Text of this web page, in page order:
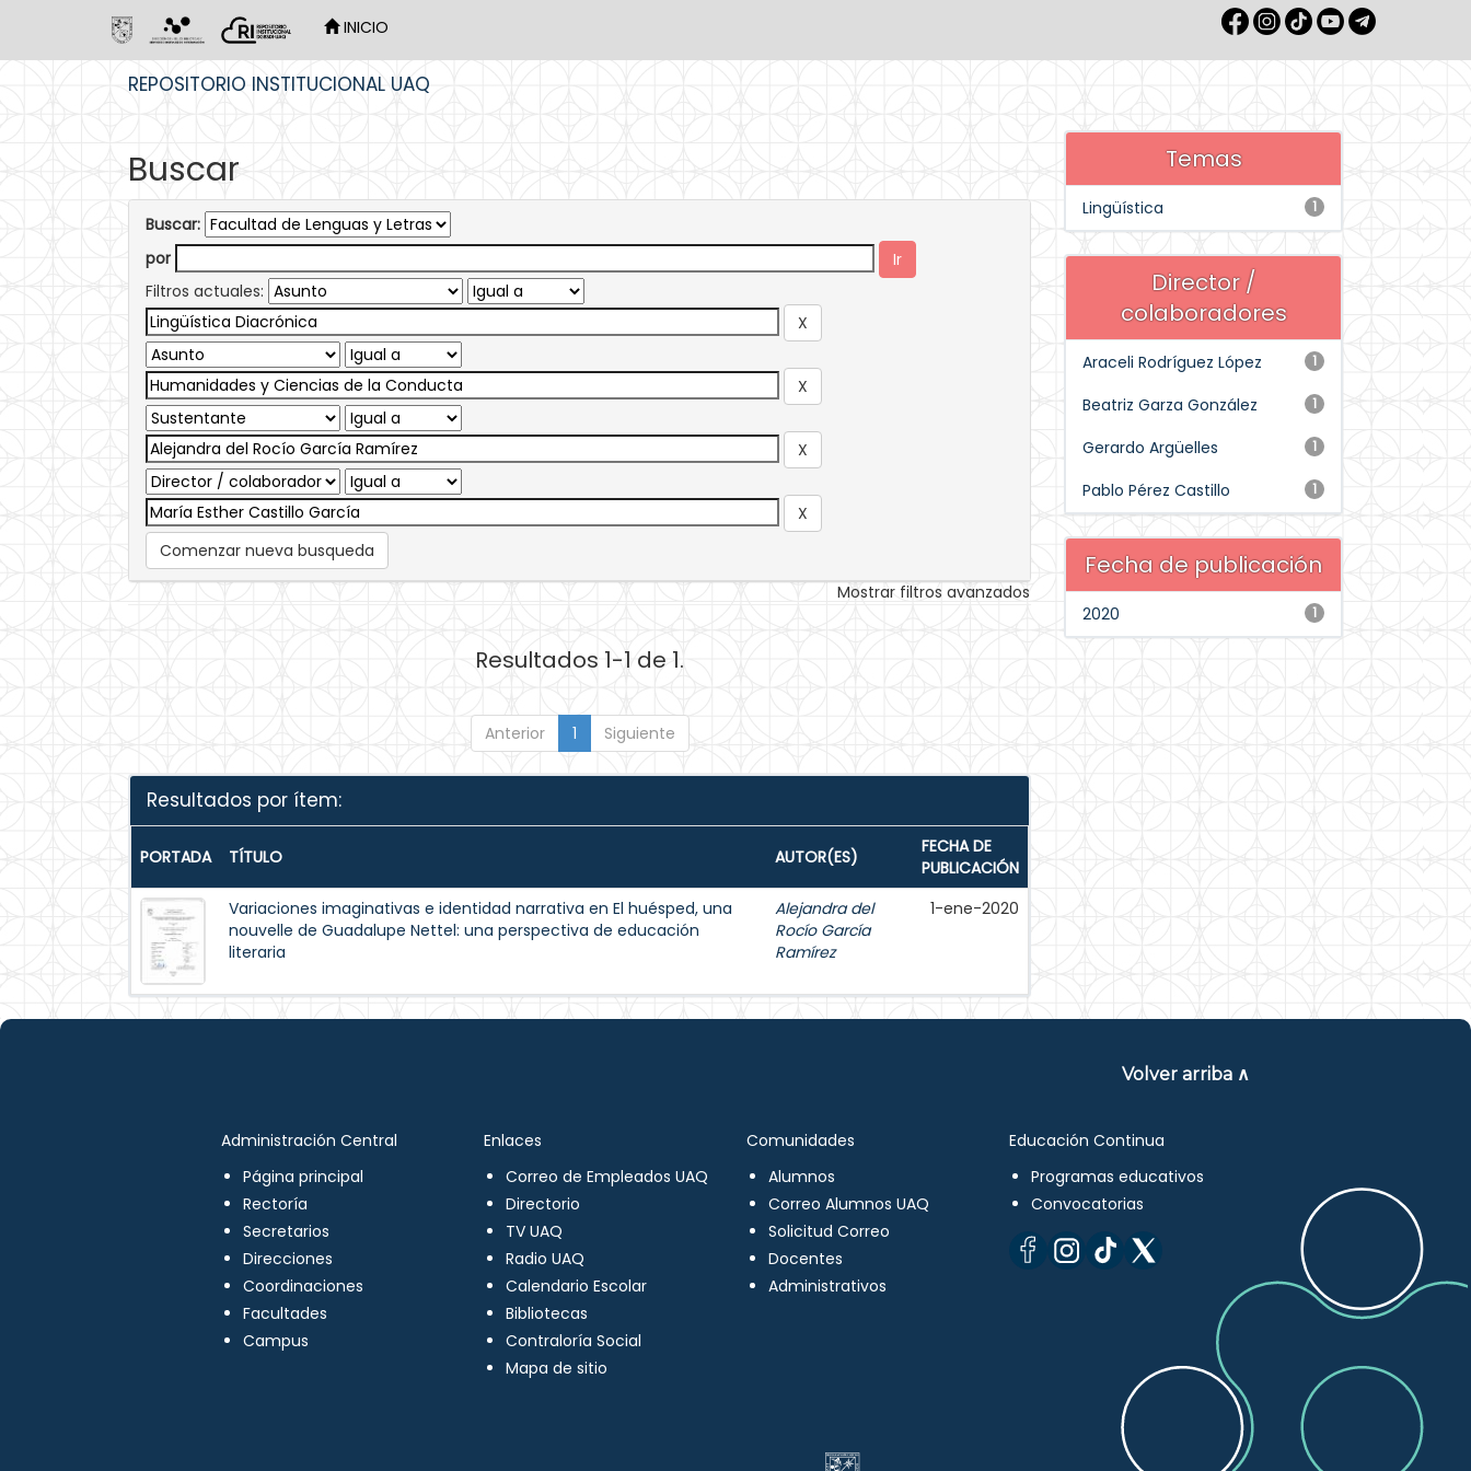
INICIO
REPOSITORIO INSTITUCIONAL UAQ
Buscar
Buscar:
por
Filtros actuales:
Comenzar nueva busqueda
Mostrar filtros avanzados
Resultados 1-1 de 1.
Anterior 1 Siguiente
Resultados por ítem:
PORTADA TÍTULO AUTOR(ES)
FECHA DE
PUBLICACIÓN
Variaciones imaginativas e identidad narrativa en El huésped, una
nouvelle de Guadalupe Nettel: una perspectiva de educación
literaria
Alejandra del
Rocío García
Ramírez
1-ene-2020
Temas
1
Lingüística
Director /
colaboradores
1
Araceli Rodríguez López
1
Beatriz Garza González
1
Gerardo Argüelles
1
Pablo Pérez Castillo
Fecha de publicación
1
2020
Volver arriba ∧
Administración Central
Página principal
Rectoría
Secretarios
Direcciones
Coordinaciones
Facultades
Campus
Enlaces
Correo de Empleados UAQ
Directorio
TV UAQ
Radio UAQ
Calendario Escolar
Bibliotecas
Contraloría Social
Mapa de sitio
Comunidades
Alumnos
Correo Alumnos UAQ
Solicitud Correo
Docentes
Administrativos
Educación Continua
Programas educativos
Convocatorias